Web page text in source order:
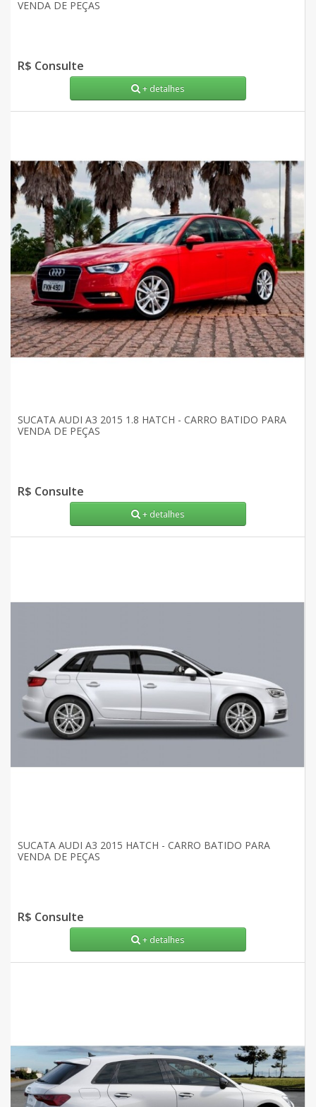
VENDA DE PEÇAS
R$ Consulte
+ detalhes
SUCATA AUDI A3 2015 1.8 HATCH - CARRO BATIDO PARA
VENDA DE PEÇAS
R$ Consulte
+ detalhes
SUCATA AUDI A3 2015 HATCH - CARRO BATIDO PARA
VENDA DE PEÇAS
R$ Consulte
+ detalhes